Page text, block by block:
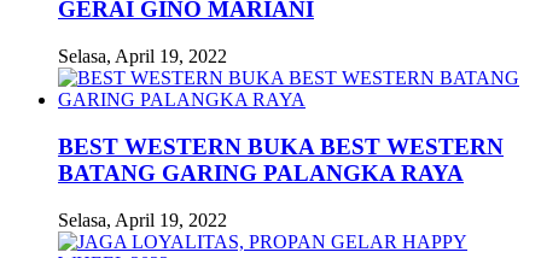
GERAI GINO MARIANI
Selasa, April 19, 2022
BEST WESTERN BUKA BEST WESTERN
BATANG GARING PALANGKA RAYA
Selasa, April 19, 2022